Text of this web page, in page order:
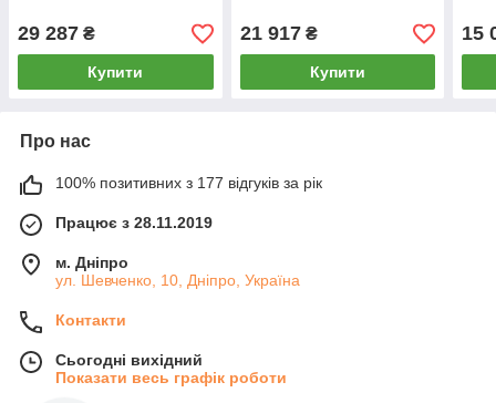
29 287 ₴
Купити
21 917₴
Купити
15
Про нас
100% позитивних з 177 відгуків за рік
Працює з 28.11.2019
м. Дніпро
ул. Шевченко, 10, Дніпро, Україна
Контакти
Сьогодні вихідний
Показати весь графік роботи